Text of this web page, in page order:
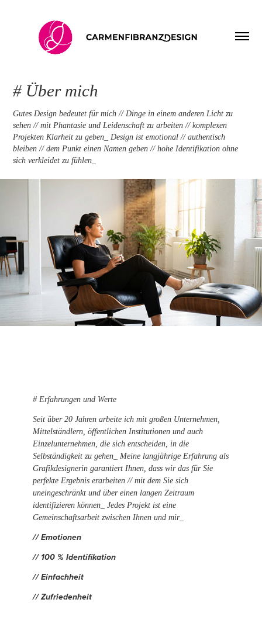
# Über mich
Gutes Design bedeutet für mich // Dinge in einem anderen Licht zu
sehen // mit Phantasie und Leidenschaft zu arbeiten // komplexen
Projekten Klarheit zu geben_ Design ist emotional // authentisch
bleiben // dem Punkt einen Namen geben // hohe Identifikation ohne
sich verkleidet zu fühlen_
# Erfahrungen und Werte
Seit über 20 Jahren arbeite ich mit großen Unternehmen,
Mittelständlern, öffentlichen Institutionen und auch
Einzelunternehmen, die sich entscheiden, in die
Selbständigkeit zu gehen_ Meine langjährige Erfahrung als
Grafikdesignerin garantiert Ihnen, dass wir das für Sie
perfekte Ergebnis erarbeiten // mit dem Sie sich
uneingeschränkt und über einen langen Zeitraum
identifizieren können_ Jedes Projekt ist eine
Gemeinschaftsarbeit zwischen Ihnen und mir_
// Emotionen
// 100 % Identifikation
// Einfachheit
// Zufriedenheit